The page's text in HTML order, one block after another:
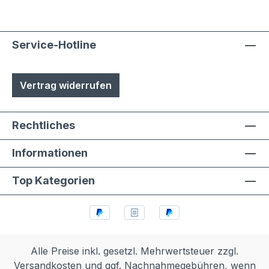
Service-Hotline
Vertrag widerrufen
Rechtliches
Informationen
Top Kategorien
Alle Preise inkl. gesetzl. Mehrwertsteuer zzgl.
Versandkosten und ggf. Nachnahmegebühren, wenn